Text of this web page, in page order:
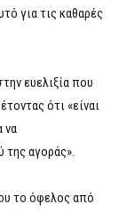
για τις καθαρές
ευελιξία που
ότι «είναι
να
της αγοράς».
το όφελος από